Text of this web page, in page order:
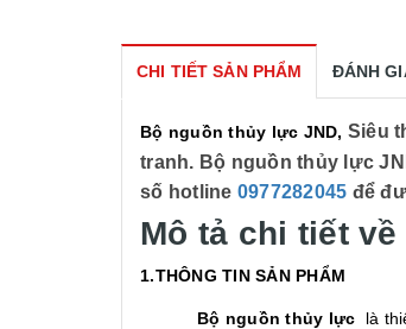
CHI TIẾT SẢN PHẨM ĐÁNH
Bộ nguồn thủy lực JND, Siêu
tranh. Bộ nguồn thủy lực
số hotline 0977282045 để
Mô tả chi tiết
1.THÔNG TIN SẢN PHẨM
Bộ nguồn thủy lực là